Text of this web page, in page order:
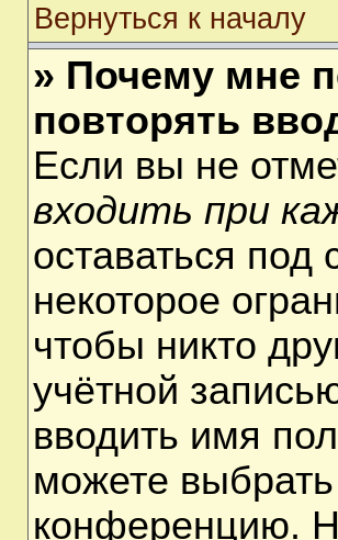
Вернуться к началу
» Почему мне
повторять
Если вы не
входить при
оставаться
некоторое
чтобы никто
учётной
вводить имя
можете
конференцию.